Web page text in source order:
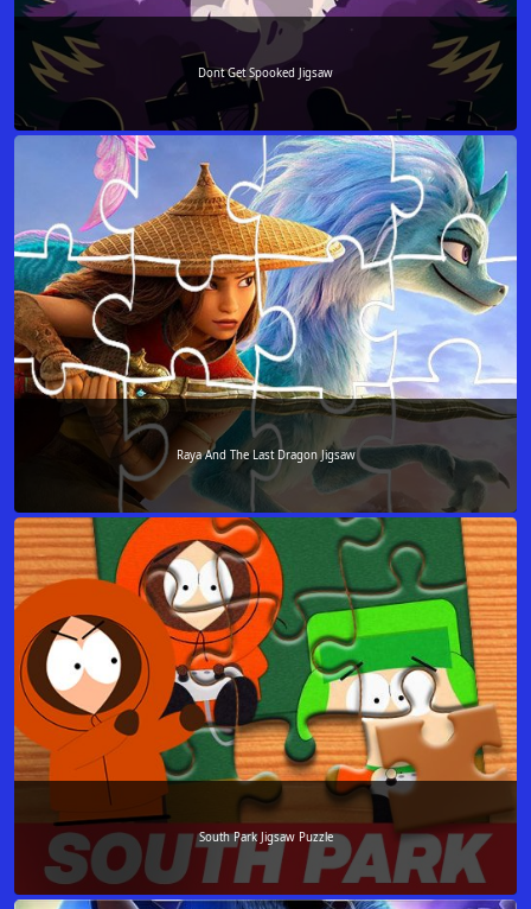
Dont Get Spooked Jigsaw
Raya And The Last Dragon Jigsaw
South Park Jigsaw Puzzle